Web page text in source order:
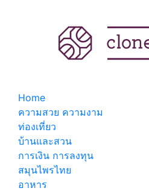
Home
ความสวย ความงาม
ท่องเที่ยว
บ้านและสวน
การเงิน การลงทุน
สมุนไพรไทย
อาหาร